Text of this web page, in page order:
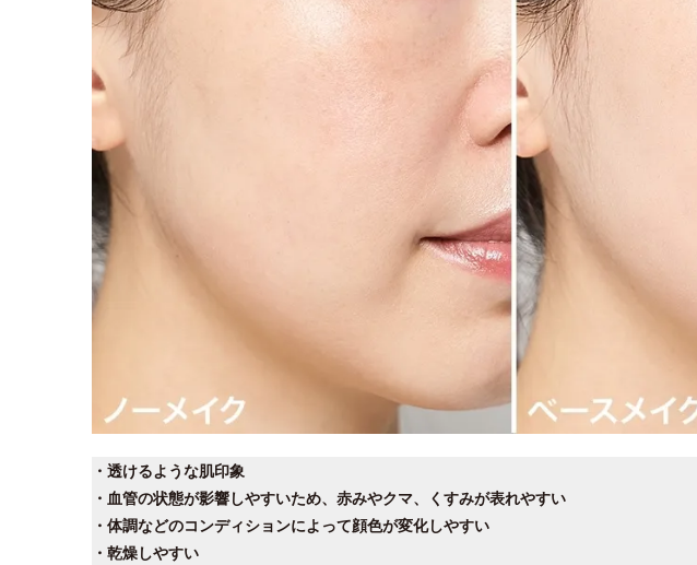
・透けるような肌印象
・血管の状態が影響しやすいため、赤みやクマ、くすみが表れやすい
・体調などのコンディションによって顔色が変化しやすい
・乾燥しやすい